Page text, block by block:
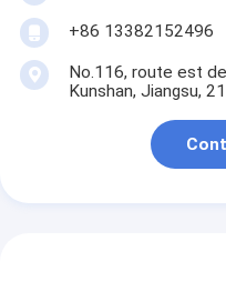
+86 13382152496
No.116, route est
Kunshan, Jiangsu,